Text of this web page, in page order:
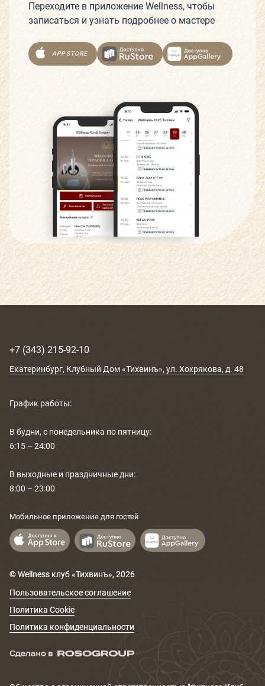
Переходите в приложение Wellness, чтобы
записаться и узнать подробнее о мастере
APP STORE
+7 (343) 215-92-10
Екатеринбург, Клубный Дом «Тихвинъ», ул. Хохрякова, д. 48
График работы:
В будни, с понедельника по пятницу:
6:15 – 24:00
В выходные и праздничные дни:
8:00 – 23:00
Мобильное приложение для гостей
© Wellness клуб «Тихвинъ», 2026
Пользовательское соглашение
Политика Cookie
Политика конфиденциальности